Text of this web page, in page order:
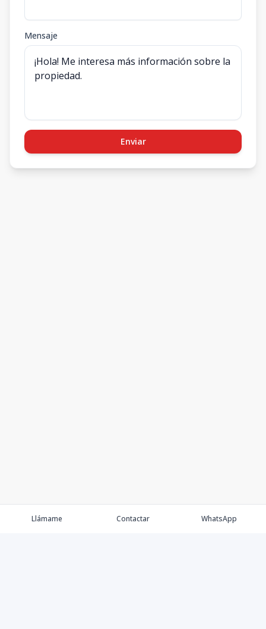
Mensaje
Enviar
Llámame Contactar WhatsApp